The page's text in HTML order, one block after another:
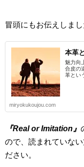
冒頭にもお伝えしま
本革
魅力向
合皮の
革とい
miryokukoujou.com
『Real or Imitation』
ので、読まれていな
ださい。